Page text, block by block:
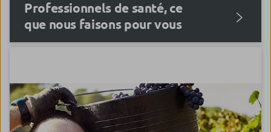
Professionnels de santé, ce
que nous faisons pour vous